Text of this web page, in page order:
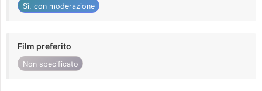
Sì, con moderazione
Film preferito
Non specificato